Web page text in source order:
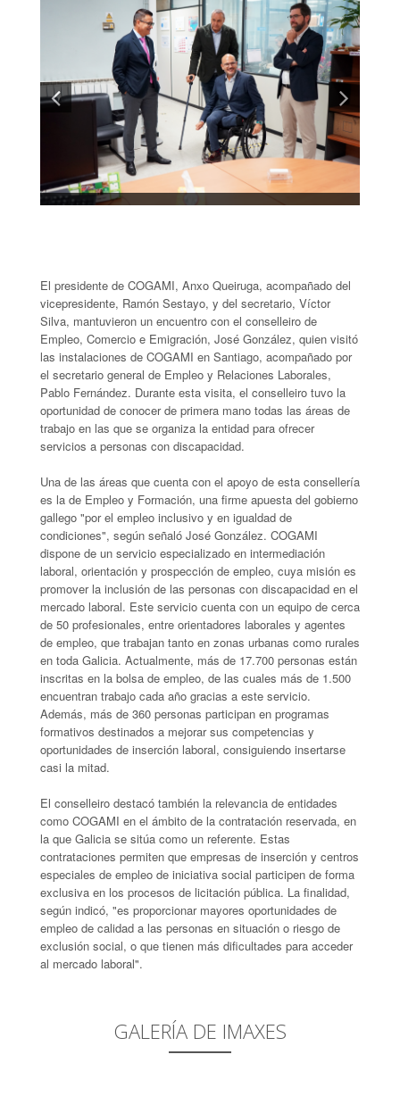
El presidente de COGAMI, Anxo Queiruga, acompañado del
vicepresidente, Ramón Sestayo, y del secretario, Víctor
Silva, mantuvieron un encuentro con el conselleiro de
Empleo, Comercio e Emigración, José González, quien visitó
las instalaciones de COGAMI en Santiago, acompañado por
el secretario general de Empleo y Relaciones Laborales,
Pablo Fernández. Durante esta visita, el conselleiro tuvo la
oportunidad de conocer de primera mano todas las áreas de
trabajo en las que se organiza la entidad para ofrecer
servicios a personas con discapacidad.
Una de las áreas que cuenta con el apoyo de esta consellería
es la de Empleo y Formación, una firme apuesta del gobierno
gallego "por el empleo inclusivo y en igualdad de
condiciones", según señaló José González. COGAMI
dispone de un servicio especializado en intermediación
laboral, orientación y prospección de empleo, cuya misión es
promover la inclusión de las personas con discapacidad en el
mercado laboral. Este servicio cuenta con un equipo de cerca
de 50 profesionales, entre orientadores laborales y agentes
de empleo, que trabajan tanto en zonas urbanas como rurales
en toda Galicia. Actualmente, más de 17.700 personas están
inscritas en la bolsa de empleo, de las cuales más de 1.500
encuentran trabajo cada año gracias a este servicio.
Además, más de 360 personas participan en programas
formativos destinados a mejorar sus competencias y
oportunidades de inserción laboral, consiguiendo insertarse
casi la mitad.
El conselleiro destacó también la relevancia de entidades
como COGAMI en el ámbito de la contratación reservada, en
la que Galicia se sitúa como un referente. Estas
contrataciones permiten que empresas de inserción y centros
especiales de empleo de iniciativa social participen de forma
exclusiva en los procesos de licitación pública. La finalidad,
según indicó, "es proporcionar mayores oportunidades de
empleo de calidad a las personas en situación o riesgo de
exclusión social, o que tienen más dificultades para acceder
al mercado laboral".
GALERÍA DE IMAXES